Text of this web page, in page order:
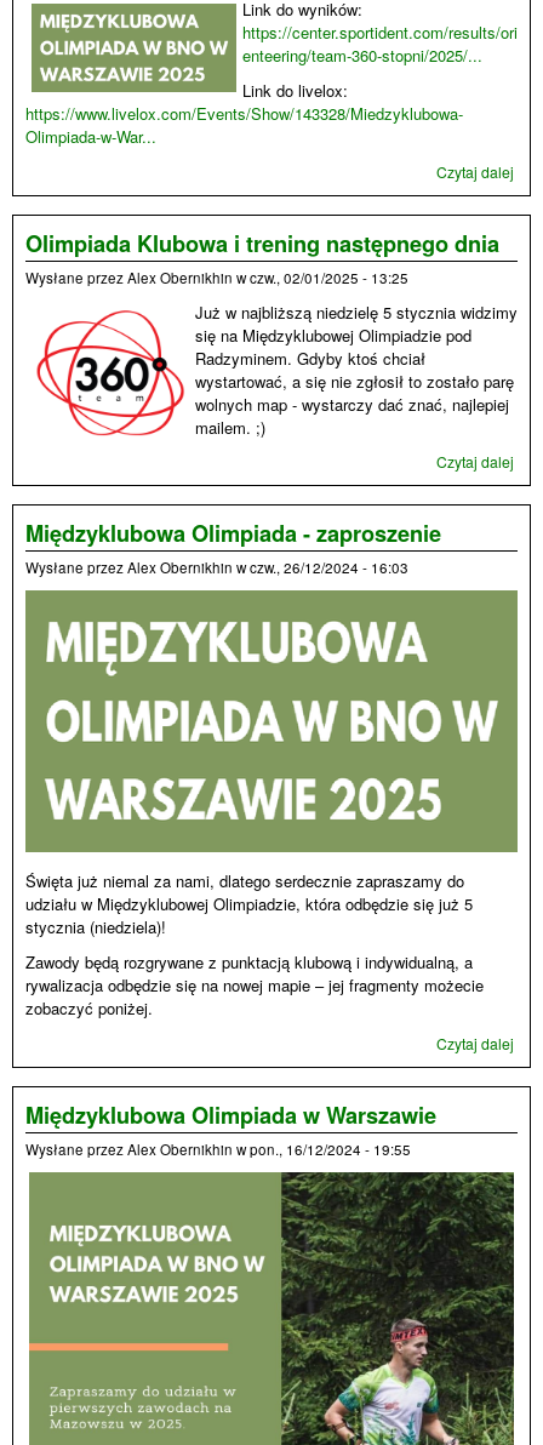
Link do wyników:
https://center.sportident.com/results/ori
enteering/team-360-stopni/2025/...
Link do livelox:
https://www.livelox.com/Events/Show/143328/Miedzyklubowa-
Olimpiada-w-War...
Czytaj dalej
Olimpiada Klubowa i trening następnego dnia
Wysłane przezAlex Obernikhin wczw., 02/01/2025 - 13:25
Już w najbliższą niedzielę 5 stycznia widzimy
się na Międzyklubowej Olimpiadzie pod
Radzyminem. Gdyby ktoś chciał
wystartować, a się nie zgłosił to zostało parę
wolnych map - wystarczy dać znać, najlepiej
mailem. ;)
Czytaj dalej
Międzyklubowa Olimpiada - zaproszenie
Wysłane przezAlex Obernikhin wczw., 26/12/2024 - 16:03
Święta już niemal za nami, dlatego serdecznie zapraszamy do
udziału w Międzyklubowej Olimpiadzie, która odbędzie się już 5
stycznia (niedziela)!
Zawody będą rozgrywane z punktacją klubową i indywidualną, a
rywalizacja odbędzie się na nowej mapie – jej fragmenty możecie
zobaczyć poniżej.
Czytaj dalej
Międzyklubowa Olimpiada w Warszawie
Wysłane przezAlex Obernikhin wpon., 16/12/2024 - 19:55